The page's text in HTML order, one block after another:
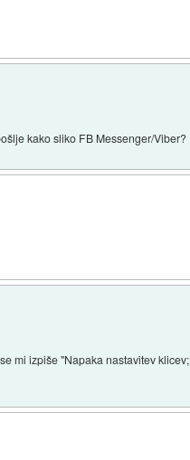
kako sliko FB Messenger/Viber?
mi izpiše "Napaka nastavitev klicev;